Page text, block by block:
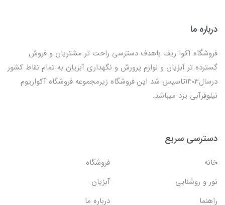
درباره ما
فروشگاه آکوا ریف باهدف دسترسی راحت تر مشتریان و فروش
گسترده تر آبزیان و لوازم پرورش و نگهداری آبزیان به تمام نقاط کشور
درسال1403تاسیس شد این فروشگاه زیرمجموعه فروشگاه آکواریوم
نیلوفرآبی یزد میباشد.
دسترسی سریع
خانه
فروشگاه
نور و روشنایی
آبزیان
راهنما
درباره ما